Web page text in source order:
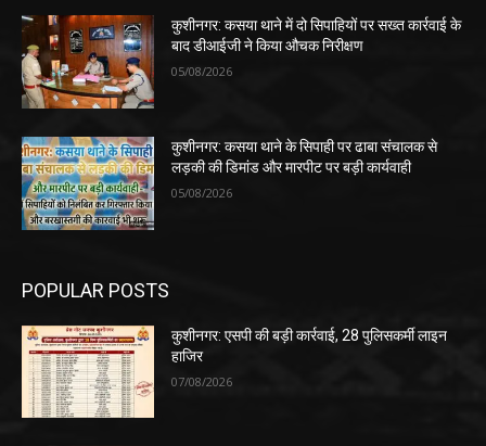
कुशीनगर: कसया थाने में दो सिपाहियों पर सख्त कार्रवाई के
बाद डीआईजी ने किया औचक निरीक्षण
05/08/2026
कुशीनगर: कसया थाने के सिपाही पर ढाबा संचालक से
लड़की की डिमांड और मारपीट पर बड़ी कार्यवाही
05/08/2026
POPULAR POSTS
कुशीनगर: एसपी की बड़ी कार्रवाई, 28 पुलिसकर्मी लाइन
हाजिर
07/08/2026